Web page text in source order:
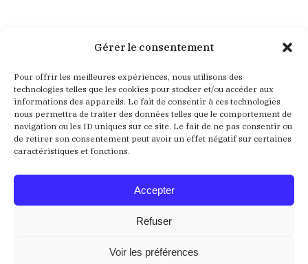
Gérer le consentement
Pour offrir les meilleures expériences, nous utilisons des
technologies telles que les cookies pour stocker et/ou accéder aux
informations des appareils. Le fait de consentir à ces technologies
nous permettra de traiter des données telles que le comportement de
navigation ou les ID uniques sur ce site. Le fait de ne pas consentir ou
de retirer son consentement peut avoir un effet négatif sur certaines
caractéristiques et fonctions.
Accepter
Refuser
Voir les préférences
Aucun résultat
Nous ne trouvons pas ce que vous cherchez. La barre
de recherche pourrait vous être utile
Recherche
: